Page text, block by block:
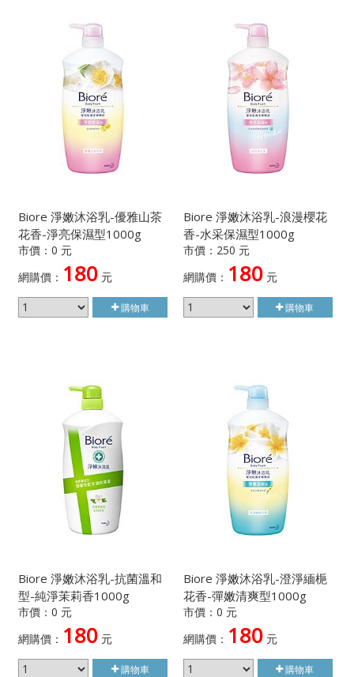
Biore 淨嫩沐浴乳-優雅山茶
花香-淨亮保濕型1000g
市價：0 元
網購價： 180 元
購物車
Biore 淨嫩沐浴乳-浪漫櫻花
香-水采保濕型1000g
市價：250 元
網購價： 180元
購物車
Biore 淨嫩沐浴乳-抗菌溫和
型-純淨茉莉香1000g
市價：0 元
網購價： 180 元
購物車
Biore 淨嫩沐浴乳-澄淨緬梔
花香-彈嫩清爽型1000g
市價：0 元
網購價： 180元
購物車